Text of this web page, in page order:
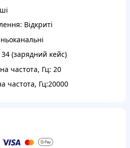
Відкриті
(зарядний кейс)
частота, Гц: 20
частота, Гц:20000